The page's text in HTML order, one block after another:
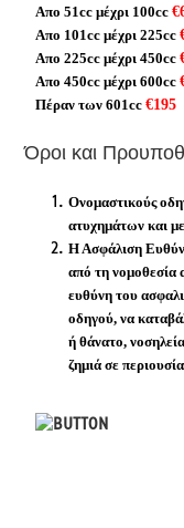
Απο 51cc μέχρι 100cc
Απο 101cc μέχρι 225cc
Απο 225cc μέχρι 450cc
Απο 450cc μέχρι 600cc
Πέραν των 601cc€195
Όροι και
Ονομαστικούς
ατυχημάτων και
Η Ασφάλιση
από τη νομοθεσία
ευθύνη του
οδηγού, να
ή θάνατο,
ζημιά σε